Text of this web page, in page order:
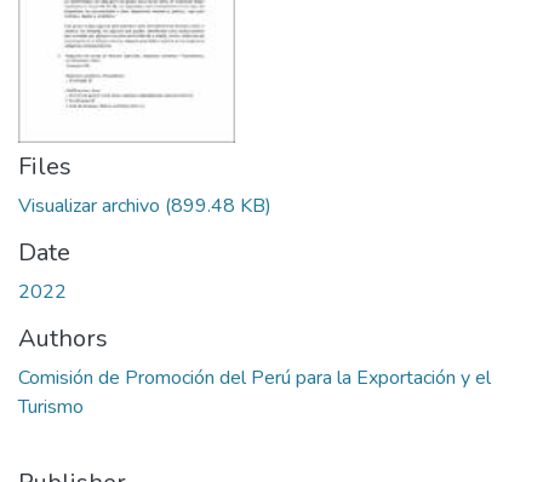
Files
Visualizar archivo (899.48 KB)
Date
2022
Authors
Comisión de Promoción del Perú para la Exportación y el
Turismo